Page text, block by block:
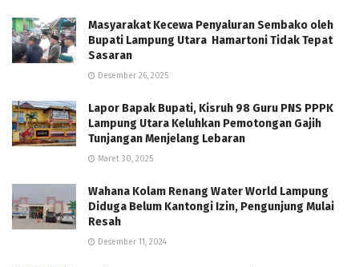
Masyarakat Kecewa Penyaluran Sembako oleh
Bupati Lampung Utara Hamartoni Tidak Tepat
Sasaran
Desember 26, 2025
Lapor Bapak Bupati, Kisruh 98 Guru PNS PPPK
Lampung Utara Keluhkan Pemotongan Gajih
Tunjangan Menjelang Lebaran
Maret 30, 2025
Wahana Kolam Renang Water World Lampung
Diduga Belum Kantongi Izin, Pengunjung Mulai
Resah
Desember 11, 2024